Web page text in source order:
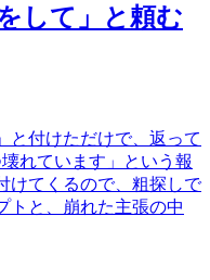
して」と頼む
と付けただけで、返って
れています」という報
けてくるので、粗探しで
トと、崩れた主張の中